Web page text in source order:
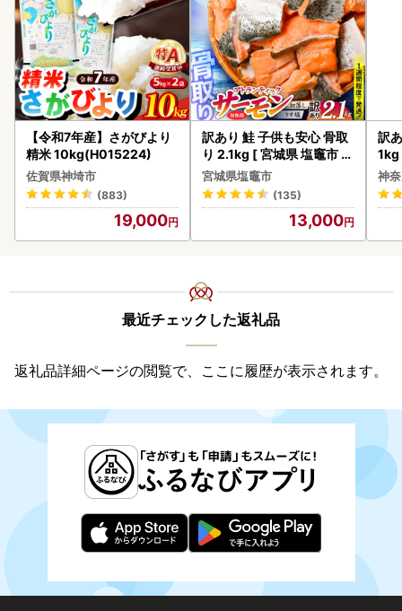
【令和7年産】さがびより
精米 10kg(H015224)
佐賀県神埼市
(883)
19,000
訳あり 鮭 子供も安心 骨取
り 2.1kg [ 宮城県 塩竈市 ]
鮭
宮城県塩竈市
(135)
13,000
訳
1kg
神
最近チェックした返礼品
返礼品詳細ページの閲覧で、ここに履歴が表示されます。